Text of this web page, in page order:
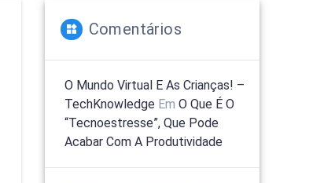
Comentários
O Mundo Virtual E As Crianças! –
TechKnowledge EmO Que É O
“tecnoestresse”, Que Pode
Acabar Com A Produtividade